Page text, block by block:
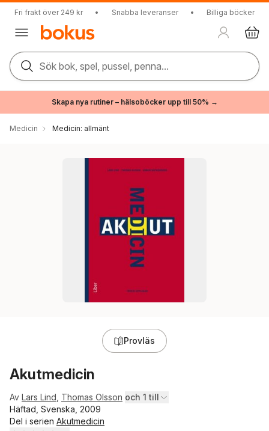
Fri frakt över 249 kr • Snabba leveranser • Billiga böcker
Sök bok, spel, pussel, penna...
Skapa nya rutiner – hälsoböcker upp till 50% →
Medicin Medicin: allmänt
Provläs
Akutmedicin
Av Lars Lind Thomas Olsson och 1 till
Häftad, Svenska, 2009
Del i serien Akutmedicin